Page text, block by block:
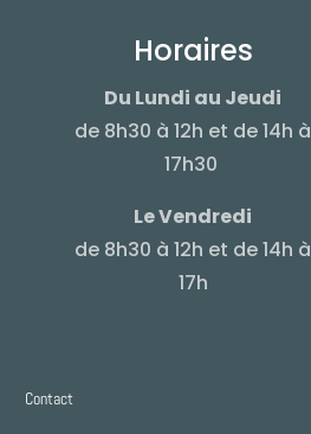
Horaires
Du Lundi au Jeudi
de 8h30 à 12h et de 14h à
17h30
Le Vendredi
de 8h30 à 12h et de 14h à
17h
Contact